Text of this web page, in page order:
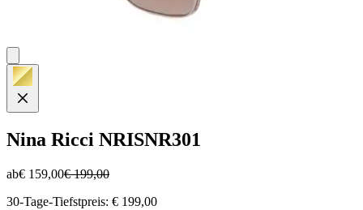
Nina Ricci NRISNR301
ab€ 159,00€ 199,00
30-Tage-Tiefstpreis: € 199,00